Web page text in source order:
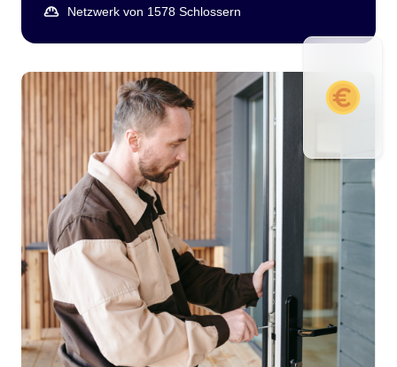
Netzwerk von 1578 Schlossern